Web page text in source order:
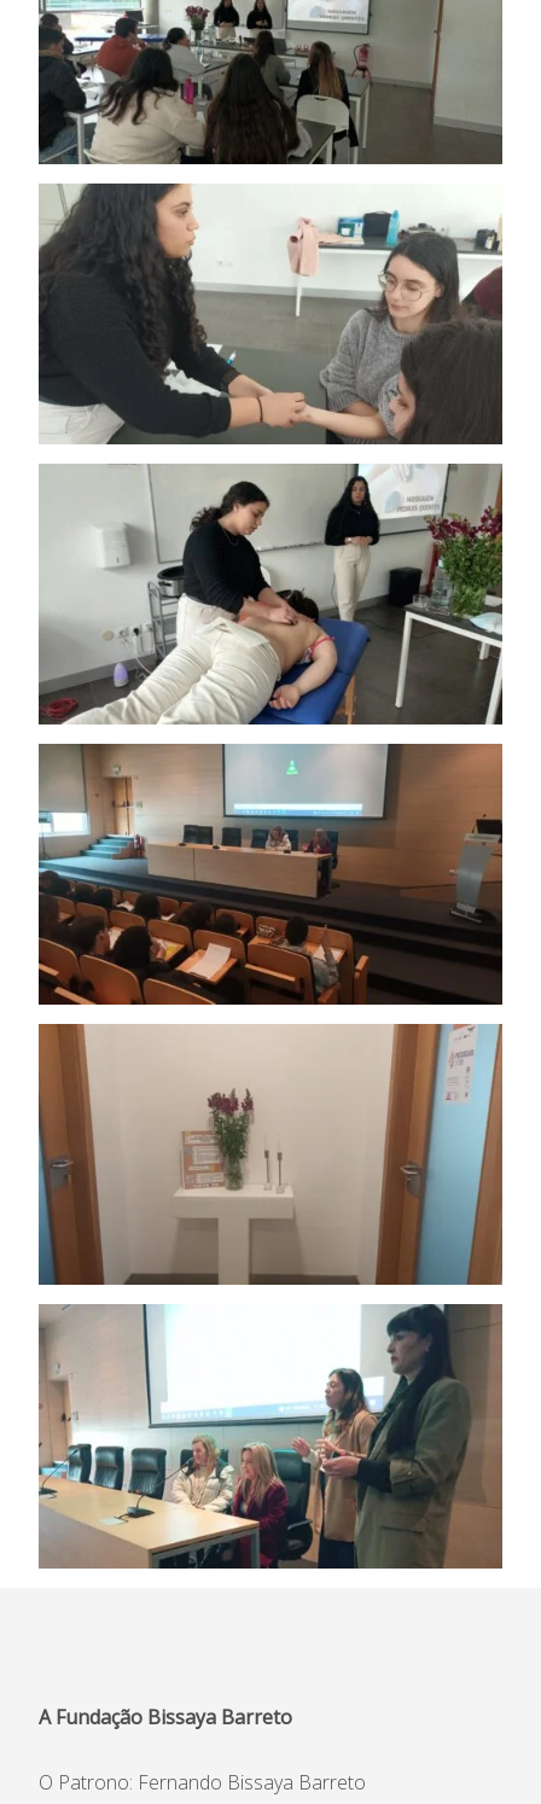
A Fundação Bissaya Barreto
O Patrono: Fernando Bissaya Barreto